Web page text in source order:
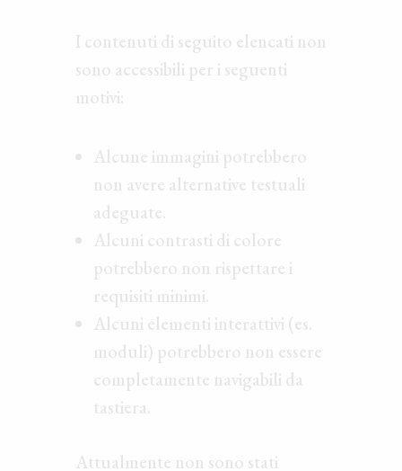
I contenuti di seguito elencati non
sono accessibili per i seguenti
motivi:
Alcune immagini potrebbero
non avere alternative testuali
adeguate.
Alcuni contrasti di colore
potrebbero non rispettare i
requisiti minimi.
Alcuni elementi interattivi (es.
moduli) potrebbero non essere
completamente navigabili da
tastiera.
Attualmente non sono stati